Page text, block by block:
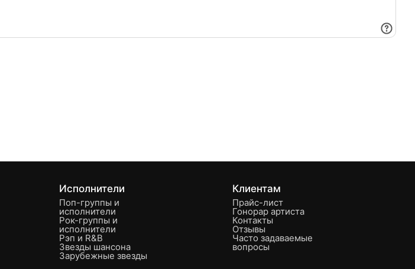
Исполнители
Поп-группы и
исполнители
Рок-группы и
исполнители
Рэп и R&B
Звезды шансона
Зарубежные звезды
Клиентам
Прайс-лист
Гонорар артиста
Контакты
Отзывы
Часто задаваемые
вопросы